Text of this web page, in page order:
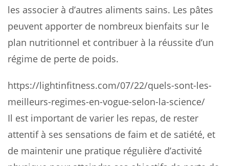
les associer à d’autres aliments sains. Les pâtes
peuvent apporter de nombreux bienfaits sur le
plan nutritionnel et contribuer à la réussite d’un
régime de perte de poids.
https://lightinfitness.com/07/22/quels-sont-les-
meilleurs-regimes-en-vogue-selon-la-science/
Il est important de varier les repas, de rester
attentif à ses sensations de faim et de satiété, et
de maintenir une pratique régulière d’activité